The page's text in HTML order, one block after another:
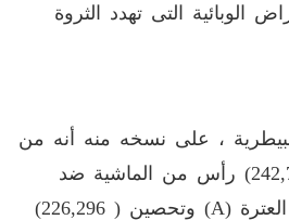
التى تهدد الثروة
، على نسخه منه أنه من
بين التحصينات ، (242,798) رأس من الماشية ضد
مرض الحمى القلاعية العترة (A) وتحصين ( 226,296)